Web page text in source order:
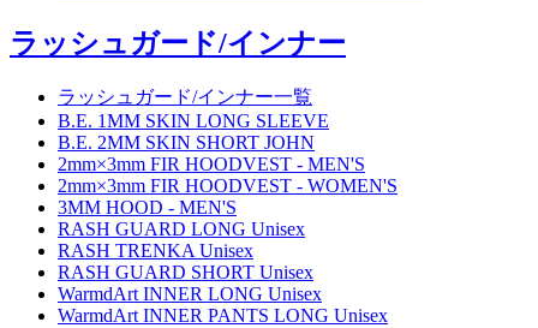
ラッシュガード/インナー
ラッシュガード/インナー一覧
B.E. 1MM SKIN LONG SLEEVE
B.E. 2MM SKIN SHORT JOHN
2mm×3mm FIR HOODVEST - MEN'S
2mm×3mm FIR HOODVEST - WOMEN'S
3MM HOOD - MEN'S
RASH GUARD LONG Unisex
RASH TRENKA Unisex
RASH GUARD SHORT Unisex
WarmdArt INNER LONG Unisex
WarmdArt INNER PANTS LONG Unisex